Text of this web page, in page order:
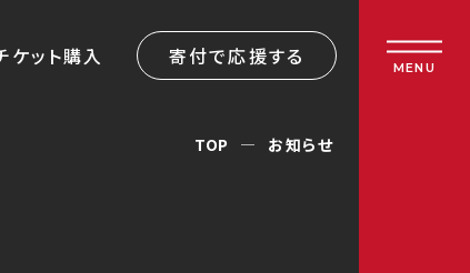
ケット購入 寄付で応援する MENU
TOP お知らせ